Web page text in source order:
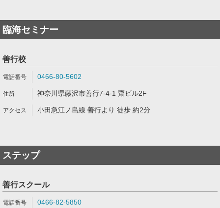
臨海セミナー
善行校
0466-80-5602
神奈川県藤沢市善行7-4-1 齋ビル2F
小田急江ノ島線 善行より 徒歩 約2分
ステップ
善行スクール
0466-82-5850